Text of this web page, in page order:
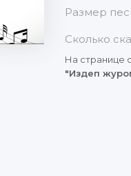
Размер
Сколько
На странице
"Издеп